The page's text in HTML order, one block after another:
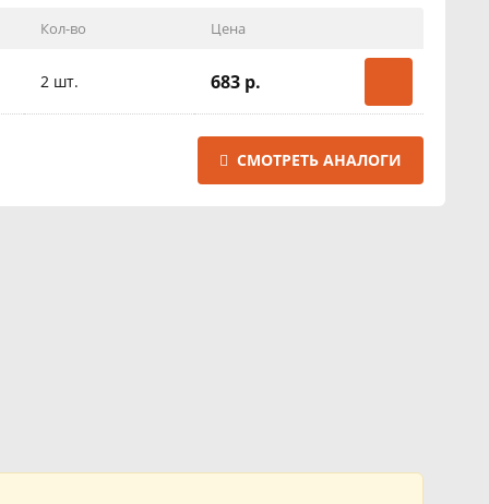
Кол-во Цена
2 шт. 683 р.
СМОТРЕТЬ АНАЛОГИ